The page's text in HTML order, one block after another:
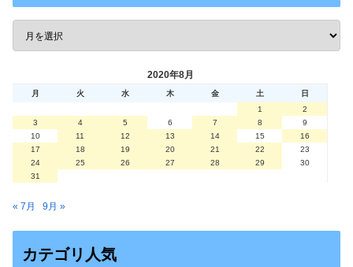
2020年8月
月 火 水 木 金 土
日
1
2
3
4 5 6 7 8
9
10
11 12 13 14 15
16
17
18 19 20 21 22
23
24
25 26 27 28 29
30
31
« 7月 9月 »
カテゴリ人気